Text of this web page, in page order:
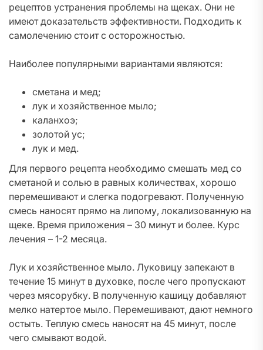
рецептов устранения проблемы на щеках. Они не
имеют доказательств эффективности. Подходить к
самолечению стоит с осторожностью.
Наиболее популярными вариантами являются:
сметана и мед;
лук и хозяйственное мыло;
каланхоэ;
золотой ус;
лук и мед.
Для первого рецепта необходимо смешать мед со
сметаной и солью в равных количествах, хорошо
перемешивают и слегка подогревают. Полученную
смесь наносят прямо на липому, локализованную на
щеке. Время приложения – 30 минут и более. Курс
лечения – 1-2 месяца.
Лук и хозяйственное мыло. Луковицу запекают в
течение 15 минут в духовке, после чего пропускают
через мясорубку. В полученную кашицу добавляют
мелко натертое мыло. Перемешивают, дают немного
остыть. Теплую смесь наносят на 45 минут, после
чего смывают водой.